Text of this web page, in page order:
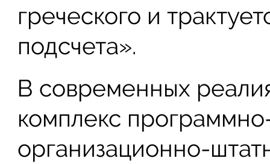
греческого и
подсчета».
В современных
комплекс
организационно-